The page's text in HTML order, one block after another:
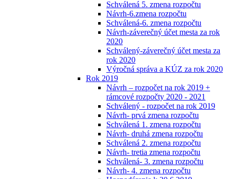
Schválená 5. zmena rozpočtu
Návrh-6.zmena rozpočtu
Schválená-6. zmena rozpočtu
Návrh-záverečný účet mesta za rok
2020
Schválený-záverečný účet mesta za
rok 2020
Výročná správa a KÚZ za rok 2020
Rok 2019
Návrh – rozpočet na rok 2019 +
rámcové rozpočty 2020 - 2021
Schválený - rozpočet na rok 2019
Návrh- prvá zmena rozpočtu
Schválená 1. zmena rozpočtu
Návrh- druhá zmena rozpočtu
Schválená 2. zmena rozpočtu
Návrh- tretia zmena rozpočtu
Schválená- 3. zmena rozpočtu
Návrh- 4. zmena rozpočtu